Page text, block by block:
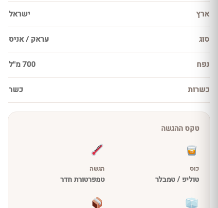
ארץ ישראל
סוג עראק / אניס
נפח 700 מ''ל
כשרות כשר
טקס ההגשה
כוס
טוליפ / טמבלר
הגשה
טמפרטורת חדר